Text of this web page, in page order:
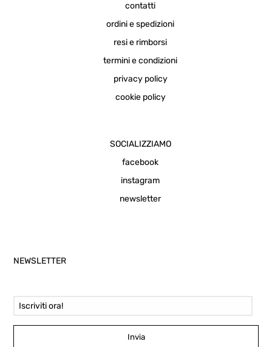
contatti
ordini e spedizioni
resi e rimborsi
termini e condizioni
privacy policy
cookie policy
SOCIALIZZIAMO
facebook
instagram
newsletter
NEWSLETTER
Invia